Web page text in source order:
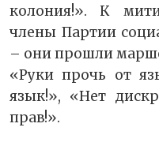
колония!». К
члены Партии
– они прошли
«Руки прочь от
язык!», «Нет
прав!».